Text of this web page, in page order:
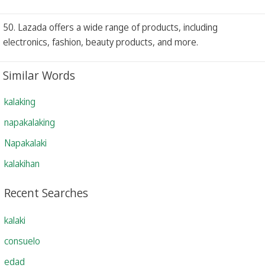
50. Lazada offers a wide range of products, including
electronics, fashion, beauty products, and more.
Similar Words
kalaking
napakalaking
Napakalaki
kalakihan
Recent Searches
kalaki
consuelo
edad